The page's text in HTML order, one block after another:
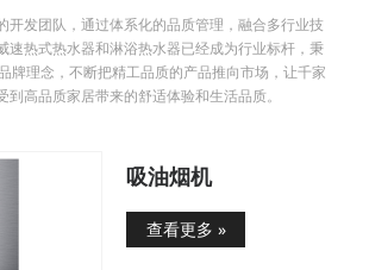
开发团队，通过体系化的品质管理，融合多行业技
速热式热水器和淋浴热水器已经成为行业标杆，秉
牌理念，不断把精工品质的产品推向市场，让千家
到高品质家居带来的舒适体验和生活品质。
吸油烟机
查看更多 »